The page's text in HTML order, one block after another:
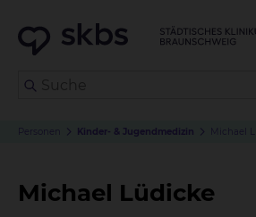
Personen Kinder- & Jugendmedizin Michael
Michael Lüdicke